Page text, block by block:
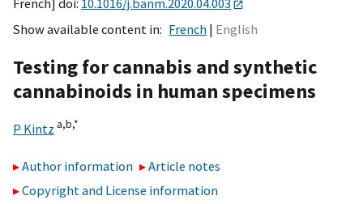
French] doi: 10.1016/j.banm.2020.04.003
Show available content in
French English
Testing for cannabis and synthetic
cannabinoids in human specimens
P Kintz a,b,*
Author information
Article notes
Copyright and License information